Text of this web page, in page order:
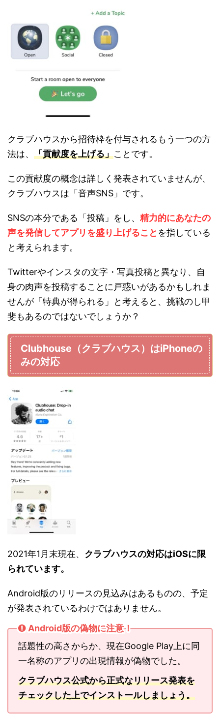
クラブハウスから招待枠を付与されるもう一つの方
法は、 「貢献度を上げる」ことです。
この貢献度の概念は詳しく発表されていませんが、
クラブハウスは「音声SNS」です。
SNSの本分である「投稿」をし、 精力的にあなたの
声を発信してアプリを盛り上げること を指している
と考えられます。
Twitterやインスタの文字・写真投稿と異なり、自
身の肉声を投稿することに戸惑いがあるかもしれま
せんが「特典が得られる」と考えると、挑戦のし甲
斐もあるのではないでしょうか？
Clubhouse（クラブハウス）はiPhoneの
みの対応
2021年1月末現在、 クラブハウスの対応はiOSに限
られています。
Android版のリリースの見込みはあるものの、予定
が発表されているわけではありません。
Android版の偽物に注意！
話題性の高さからか、現在Google Play上に同
一名称のアプリの出現情報が偽物でした。
クラブハウス公式から正式なリリース発表を
チェックした上でインストールしましょう。